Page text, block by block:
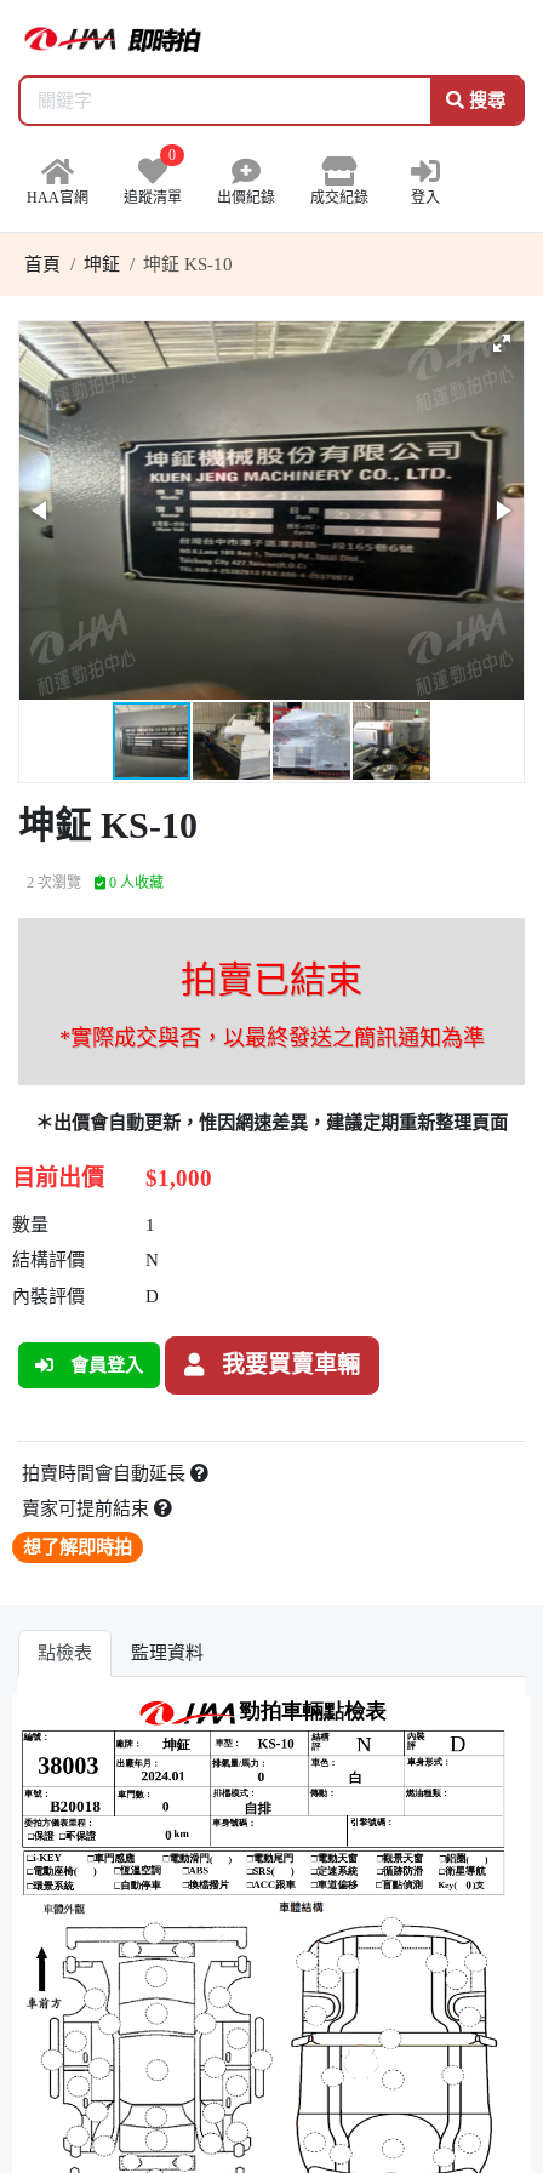
搜尋
HAA官網
0
追蹤清單 出價紀錄 成交紀錄 登入
首頁 坤鉦 坤鉦 KS-10
坤鉦 KS-10
2 次瀏覽 0 人收藏
拍賣已結束
*實際成交與否，以最終發送之簡訊通知為準
＊出價會自動更新，惟因網速差異，建議定期重新整理頁面
目前出價 $1,000
數量
1
結構評價
N
內裝評價
D
會員登入 我要買賣車輛
拍賣時間會自動延長
賣家可提前結束
想了解即時拍
點檢表 監理資料